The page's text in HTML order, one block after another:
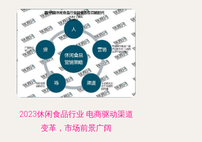
2023休闲食品行业 电商驱动渠道
变革，市场前景广阔